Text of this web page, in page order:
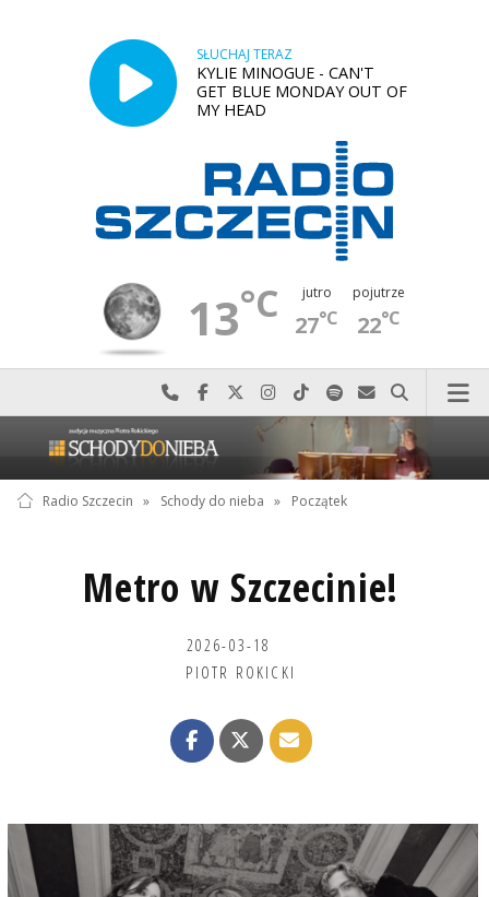
SŁUCHAJ TERAZ
KYLIE MINOGUE - CAN'T
GET BLUE MONDAY OUT OF
MY HEAD
13°C jutro
27°C
pojutrze
22°C
Najlepiej po prostu do nas zadzwoń
Odwiedź nas na Facebook-u
Odwiedź nas na X
Odwiedź nas na Instagram-ie
Odwiedź nas na TikTok-u
Szukaj nas na Spotify
Wyślij do nas
Szukaj
Radio Szczecin » Schody do nieba » Początek
Metro w Szczecinie!
2026-03-18
PIOTR ROKICKI